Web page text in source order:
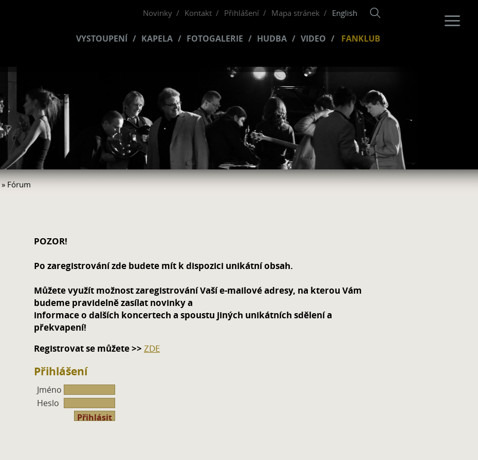
Novinky Kontakt Přihlášení Mapa stránek English
VYSTOUPENÍ KAPELA FOTOGALERIE HUDBA VIDEO FANKLUB
» Fórum
POZOR!
Po zaregistrování zde budete mít k dispozici unikátní obsah.
Můžete využít možnost zaregistrování Vaší e-mailové adresy, na kterou Vám
budeme pravidelně zasílat novinky a
informace o dalších koncertech a spoustu jiných unikátních sdělení a
překvapení!
Registrovat se můžete >> ZDE
Přihlášení
Jméno
Heslo